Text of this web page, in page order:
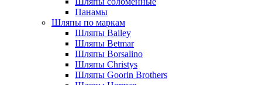
Панамы
Шляпы по маркам
Шляпы Bailey
Шляпы Betmar
Шляпы Borsalino
Шляпы Christys
Шляпы Goorin Brothers